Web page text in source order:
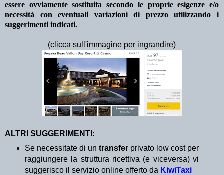
essere ovviamente sostituita secondo le proprie esigenze e/o
necessità con eventuali variazioni di prezzo utilizzando i
suggerimenti indicati.
(clicca sull'immagine per ingrandire)
ALTRI SUGGERIMENTI:
Se necessitate di un transfer privato low cost per
raggiungere la struttura ricettiva (e viceversa) vi
suggerisco il servizio online offerto da KiwiTaxi